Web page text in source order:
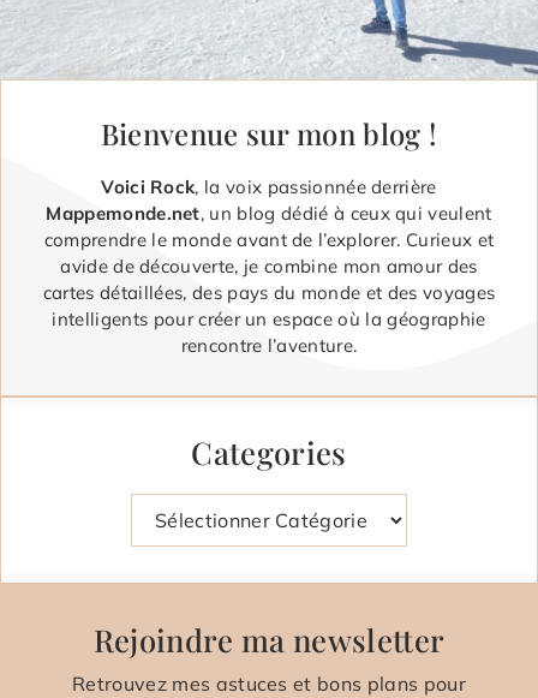
Bienvenue sur mon blog !
Voici Rock, la voix passionnée derrière
Mappemonde.net, un blog dédié à ceux qui veulent
comprendre le monde avant de l’explorer. Curieux et
avide de découverte, je combine mon amour des
cartes détaillées, des pays du monde et des voyages
intelligents pour créer un espace où la géographie
rencontre l’aventure.
Categories
Rejoindre ma newsletter
Retrouvez mes astuces et bons plans pour